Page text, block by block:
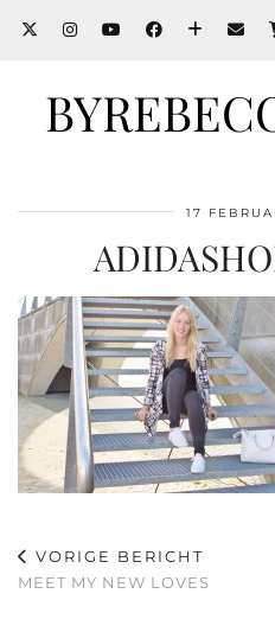
17
VORIGE BERICHT
MEET MY NEW LOVES